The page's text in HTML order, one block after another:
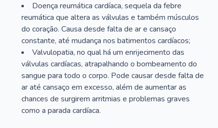
Doença reumática cardíaca, sequela da febre
reumática que altera as válvulas e também músculos
do coração. Causa desde falta de ar e cansaço
constante, até mudança nos batimentos cardíacos;
Valvulopatia, no qual há um enrijecimento das
válvulas cardíacas, atrapalhando o bombeamento do
sangue para todo o corpo. Pode causar desde falta de
ar até cansaço em excesso, além de aumentar as
chances de surgirem arritmias e problemas graves
como a parada cardíaca.